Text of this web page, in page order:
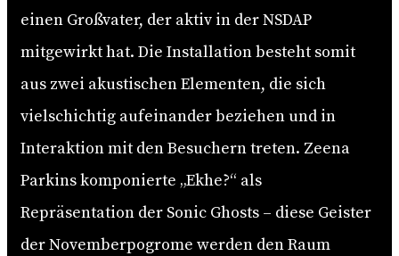
einen Großvater, der aktiv in der NSDAP
mitgewirkt hat. Die Installation besteht somit
aus zwei akustischen Elementen, die sich
vielschichtig aufeinander beziehen und in
Interaktion mit den Besuchern treten. Zeena
Parkins komponierte „Ekhe?“ als
Repräsentation der Sonic Ghosts – diese Geister
der Novemberpogrome werden den Raum